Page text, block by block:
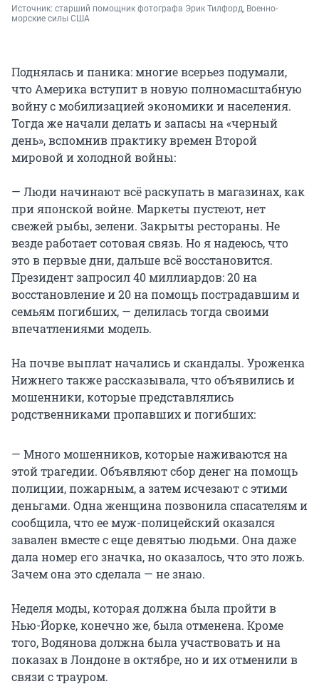
Источник: старший помощник фотографа Эрик Тилфорд, Военно-
морские силы США
Поднялась и паника: многие всерьез подумали,
что Америка вступит в новую полномасштабную
войну с мобилизацией экономики и населения.
Тогда же начали делать и запасы на «черный
день», вспомнив практику времен Второй
мировой и холодной войны:
— Люди начинают всё раскупать в магазинах, как
при японской войне. Маркеты пустеют, нет
свежей рыбы, зелени. Закрыты рестораны. Не
везде работает сотовая связь. Но я надеюсь, что
это в первые дни, дальше всё восстановится.
Президент запросил 40 миллиардов: 20 на
восстановление и 20 на помощь пострадавшим и
семьям погибших, — делилась тогда своими
впечатлениями модель.
На почве выплат начались и скандалы. Уроженка
Нижнего также рассказывала, что объявились и
мошенники, которые представлялись
родственниками пропавших и погибших:
— Много мошенников, которые наживаются на
этой трагедии. Объявляют сбор денег на помощь
полиции, пожарным, а затем исчезают с этими
деньгами. Одна женщина позвонила спасателям и
сообщила, что ее муж-полицейский оказался
завален вместе с еще девятью людьми. Она даже
дала номер его значка, но оказалось, что это ложь.
Зачем она это сделала — не знаю.
Неделя моды, которая должна была пройти в
Нью-Йорке, конечно же, была отменена. Кроме
того, Водянова должна была участвовать и на
показах в Лондоне в октябре, но и их отменили в
связи с трауром.